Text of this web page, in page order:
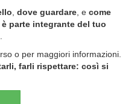
dove guardare , e come
è parte integrante del tuo
o per maggiori informazioni.
farli rispettare: così si